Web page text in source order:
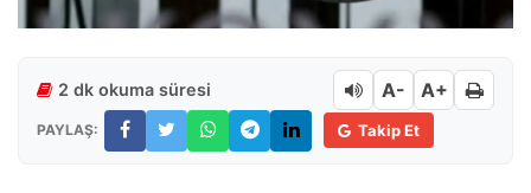
2 dk okuma süresi A- A+
PAYLAŞ: Takip Et